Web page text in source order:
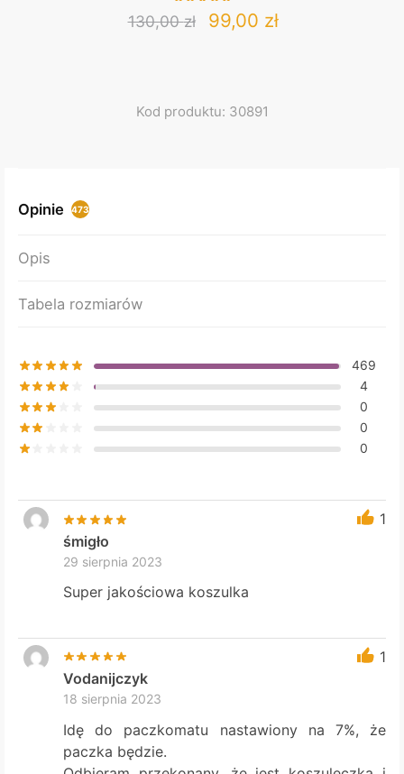
130,00zł
Original
130,00 zł.
99,00 złCurrent
multiple
Kod produktu: 30891
Opinie 473
Opis
Tabela rozmiarów
469
4
0
0
0
1
śmigło
29 sierpnia 2023
Super jakościowa koszulka
1
Vodanijczyk
18 sierpnia 2023
Idę do paczkomatu nastawiony na 7%, że
paczka będzie.